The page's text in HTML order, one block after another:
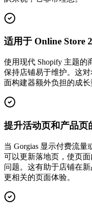
适用于 Online Store
使用现代 Shopify 主题
保持店铺易于维护。这
面构建器额外负担的成长
提升活动页和产品页
当 Gorgias 显示付费流
可以更新落地页，使页
问题。这有助于店铺在
更相关的页面体验。